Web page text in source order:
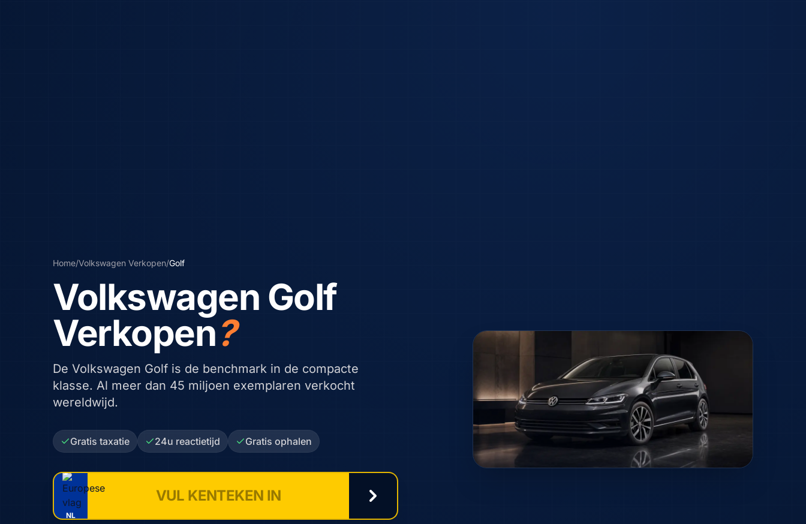
Home/Volkswagen Verkopen/Golf
Volkswagen Golf
Verkopen?
De Volkswagen Golf is de benchmark in de compacte
klasse. Al meer dan 45 miljoen exemplaren verkocht
wereldwijd.
Gratis taxatie 24u reactietijd Gratis ophalen
NL